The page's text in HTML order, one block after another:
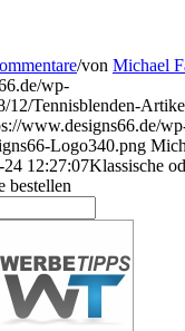
/von Michael
wp-
12/Tennisblenden-
www.designs66.de/
Logo340.png
24 12:27:07Klassische
bestellen